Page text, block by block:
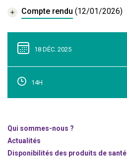
Compte rendu (12/01/2026)
18 DÉC. 2025
14H
Qui sommes-nous ?
Actualités
Disponibilités des produits de santé